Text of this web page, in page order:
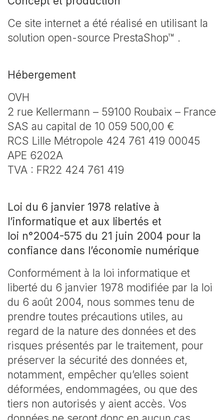
Ce site internet a été réalisé en utilisant la
solution open-source PrestaShop™ .
Hébergement
OVH
2 rue Kellermann – 59100 Roubaix – France
SAS au capital de 10 059 500,00 €
RCS Lille Métropole 424 761 419 00045
APE 6202A
TVA : FR22 424 761 419
Loi du 6 janvier 1978 relative à
l’informatique et aux libertés et
loi n°2004-575 du 21 juin 2004 pour la
confiance dans l’économie numérique
Conformément à la loi informatique et
liberté du 6 janvier 1978 modifiée par la loi
du 6 août 2004, nous sommes tenu de
prendre toutes précautions utiles, au
regard de la nature des données et des
risques présentés par le traitement, pour
préserver la sécurité des données et,
notamment, empêcher qu’elles soient
déformées, endommagées, ou que des
tiers non autorisés y aient accès. Vos